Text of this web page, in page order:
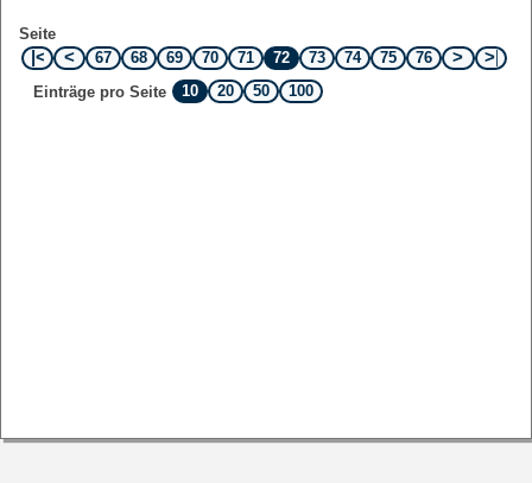
Seite
67
68 69 70 71 72 73 74 75
76
Einträge pro Seite
10 20 50 100